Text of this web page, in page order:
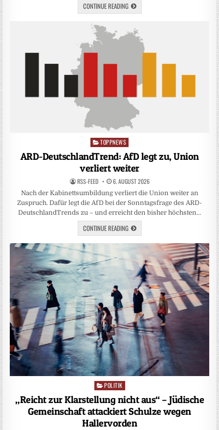
CONTINUE READING
Posted
in
TOPPNEWS
ARD-DeutschlandTrend: AfD legt zu, Union
verliert weiter
RSS-FEED 6. AUGUST 2026
Nach der Kabinettsumbildung verliert die Union weiter an
Zuspruch. Dafür legt die AfD bei der Sonntagsfrage des ARD-
DeutschlandTrends zu – und erreicht den bisher höchsten…
CONTINUE READING
Posted
in
POLITIK
„Reicht zur Klarstellung nicht aus“ – Jüdische
Gemeinschaft attackiert Schulze wegen
Hallervorden